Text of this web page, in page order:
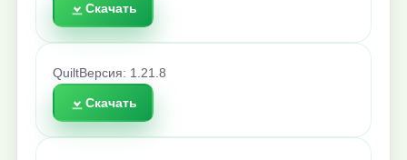
Скачать
QuiltВерсия: 1.21.8
Скачать